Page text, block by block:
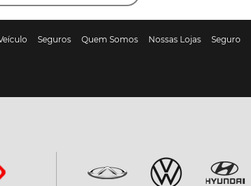
Seguros Quem Somos Nossas Lojas Seguro